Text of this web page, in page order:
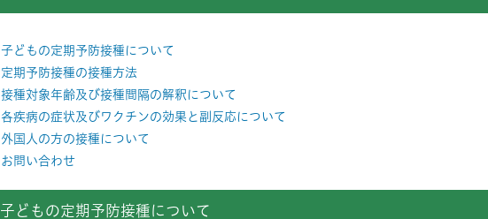
子どもの定期予防接種について
定期予防接種の接種方法
接種対象年齢及び接種間隔の解釈について
各疾病の症状及びワクチンの効果と副反応について
外国人の方の接種について
お問い合わせ
子どもの定期予防接種について